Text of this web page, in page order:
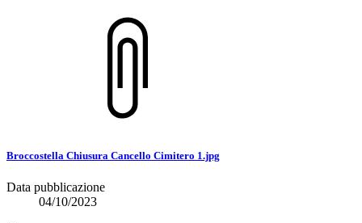
Broccostella Chiusura Cancello Cimitero 1.jpg
Data pubblicazione
04/10/2023